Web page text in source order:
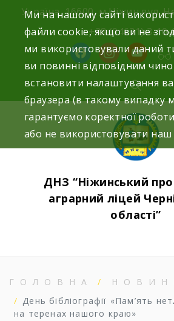
content
Україна, 16600, м.Ніжин вул.
+38 (04631) 3-10-
facebookinstagram
youtube
ДНЗ “Ніжинський
аграрний ліцей
області”
ГОЛОВНА
День бібліографії «Пам’ять
на теренах нашого краю»
Ми на нашому сайті
файли cookie, якщо ви не
ми використовували даний
ви повинні відповідним
встановити налаштування
браузера (в такому випадку
гарантуємо коректної
або не використовувати наш